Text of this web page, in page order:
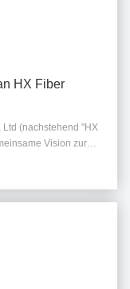
HX Fiber
(nachstehend "HX
Vision zur
und